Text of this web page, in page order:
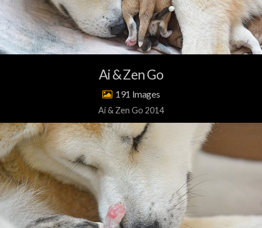
Ai & Zen Go
191
Ai & Zen Go 2014